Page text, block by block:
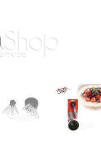
מתנות למטבח
מתכונים שלכם
עגלת קניות
תשלום